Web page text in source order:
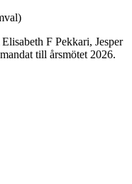
F Pekkari, Jesper
till årsmötet 2026.